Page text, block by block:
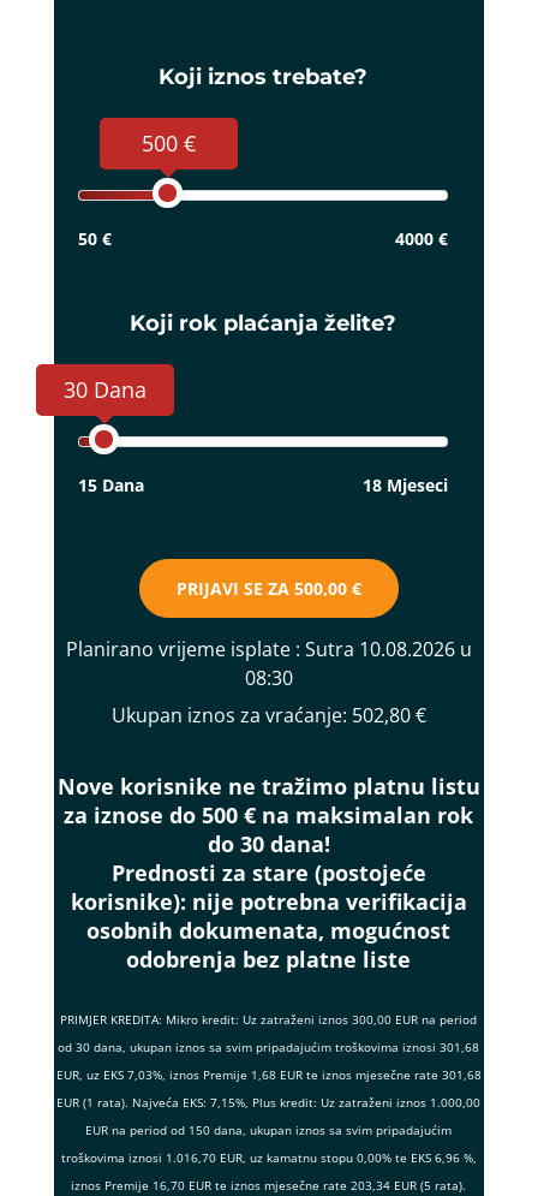
Koji iznos trebate?
500 €
50 € 4000 €
Koji rok plaćanja želite?
30 Dana
15 Dana 18 Mjeseci
PRIJAVI SE ZA 500,00 €
Planirano vrijeme isplate : Sutra 10.08.2026 u
08:30
Ukupan iznos za vraćanje: 502,80 €
Nove korisnike ne tražimo platnu listu
za iznose do 500 € na maksimalan rok
do 30 dana!
Prednosti za stare (postojeće
korisnike): nije potrebna verifikacija
osobnih dokumenata, mogućnost
odobrenja bez platne liste
PRIMJER KREDITA: Mikro kredit: Uz zatraženi iznos 300,00 EUR na period
od 30 dana, ukupan iznos sa svim pripadajućim troškovima iznosi 301,68
EUR, uz EKS 7,03%, iznos Premije 1,68 EUR te iznos mjesečne rate 301,68
EUR (1 rata). Najveća EKS: 7,15%, Plus kredit: Uz zatraženi iznos 1.000,00
EUR na period od 150 dana, ukupan iznos sa svim pripadajućim
troškovima iznosi 1.016,70 EUR, uz kamatnu stopu 0,00% te EKS 6,96 %,
iznos Premije 16,70 EUR te iznos mjesečne rate 203,34 EUR (5 rata).